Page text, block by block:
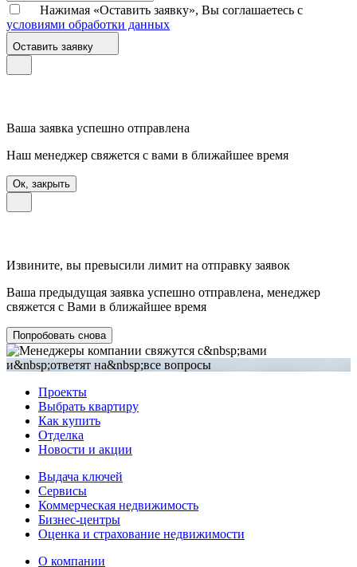
Нажимая «Оставить заявку», Вы соглашаетесь с
условиями обработки данных
Оставить заявку
Ваша заявка успешно отправлена
Наш менеджер свяжется с вами в ближайшее время
Ок, закрыть
Извините, вы превысили лимит на отправку заявок
Ваша предыдущая заявка успешно отправлена, менеджер
свяжется с Вами в ближайшее время
Попробовать снова
Проекты
Выбрать квартиру
Как купить
Отделка
Новости и акции
Выдача ключей
Сервисы
Коммерческая недвижимость
Бизнес-центры
Оценка и страхование недвижимости
О компании